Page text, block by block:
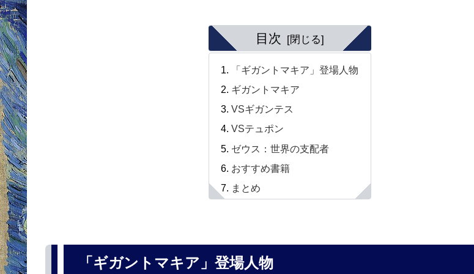
目次
「ギガントマキア」登場人物
ギガントマキア
VSギガンテス
VSテュポン
ゼウス：世界の支配者
おすすめ書籍
まとめ
「ギガントマキア」登場人物